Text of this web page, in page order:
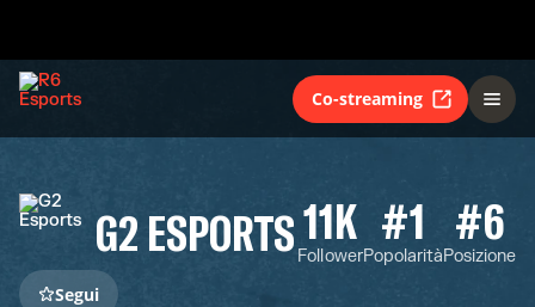
Co-streaming
G2 ESPORTS11K
Follower
#1
Popolarità
#6
Posizione
Segui